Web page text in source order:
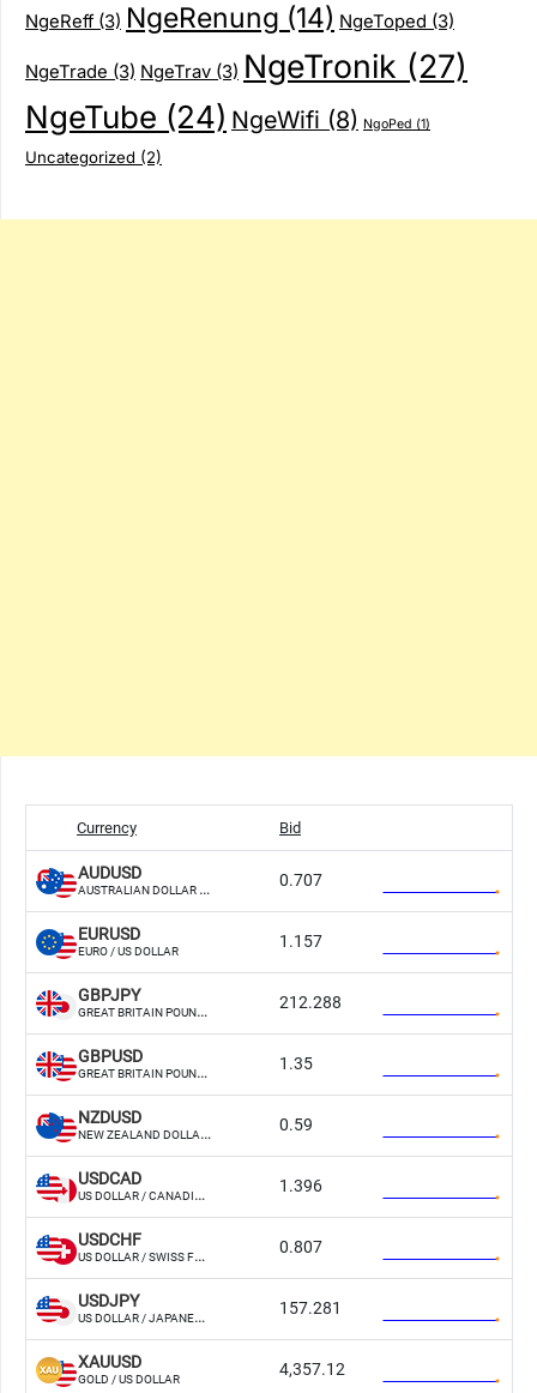
NgeReff (3) NgeRenung (14) NgeToped (3)
NgeTrade (3) NgeTrav (3) NgeTronik (27)
NgeTube (24) NgeWifi (8) NgoPed (1)
Uncategorized (2)